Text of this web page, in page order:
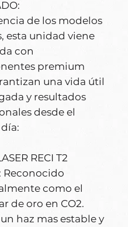
de los modelos
esta unidad viene
con
premium
una vida útil
y resultados
desde el
RECI T2
Reconocido
como el
de oro en CO2.
haz mas estable y